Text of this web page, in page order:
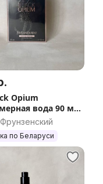
Opium
вода 90 мл,
Франция
по Беларуси